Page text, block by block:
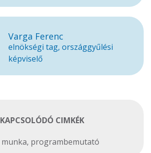
Varga Ferenc
elnökségi tag, országgyűlési
képviselő
KAPCSOLÓDÓ CIMKÉK
munka, programbemutató